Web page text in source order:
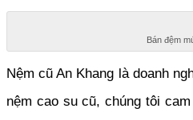
Bán đệm
Nệm cũ An Khang là doanh
nệm cao su cũ, chúng tôi